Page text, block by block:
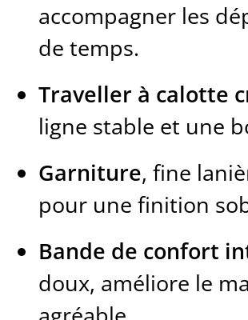
accompagner les
de temps.
Traveller à calotte
ligne stable et une
Garniture, fine
pour une finition
Bande de confort
doux, améliore le